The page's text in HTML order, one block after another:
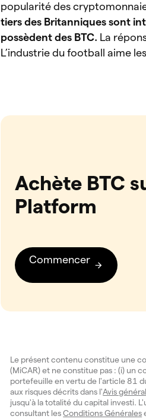
popularité des
tiers des Britanniques sont
possèdent des BTC. La
L’industrie du football aime
Achète BTC
Platform
Commencer
Le présent contenu constitue une
(MiCAR) et ne constitue pas : (i) un
portefeuille en vertu de l'article 81
aux risques décrits dans l'Avis
jusqu'à la totalité du capital investi.
consultant lesConditions Générales